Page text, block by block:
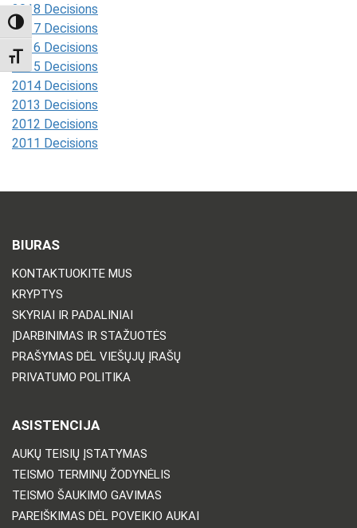
TOGGLE HIGH CONTRAST
TOGGLE FONT SIZE
2018 Decisions
2017 Decisions
2016 Decisions
2015 Decisions
2014 Decisions
2013 Decisions
2012 Decisions
2011 Decisions
BIURAS
KONTAKTUOKITE MUS
KRYPTYS
SKYRIAI IR PADALINIAI
ĮDARBINIMAS IR STAŽUOTĖS
PRAŠYMAS DĖL VIEŠŲJŲ ĮRAŠŲ
PRIVATUMO POLITIKA
ASISTENCIJA
AUKŲ TEISIŲ ĮSTATYMAS
TEISMO TERMINŲ ŽODYNĖLIS
TEISMO ŠAUKIMO GAVIMAS
PAREIŠKIMAS DĖL POVEIKIO AUKAI